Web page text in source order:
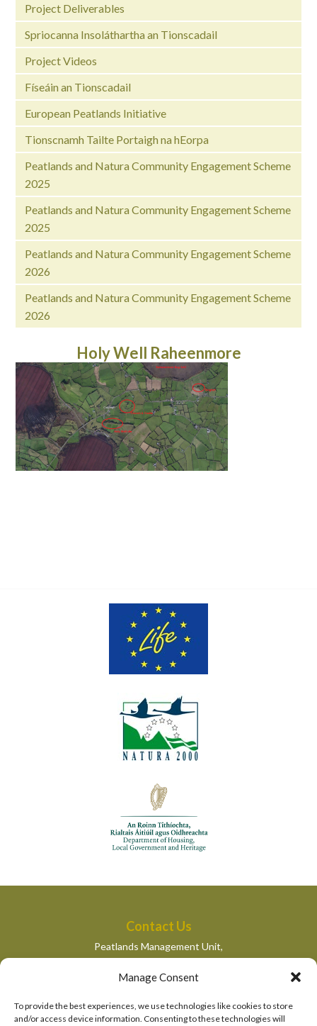
Manage Consent
To provide the best experiences, we use technologies like cookies to store
and/or access device information. Consenting to these technologies will
Project Deliverables
Spriocanna Insoláthartha an Tionscadail
Project Videos
Físeáin an Tionscadail
European Peatlands Initiative
Tionscnamh Tailte Portaigh na hEorpa
Peatlands and Natura Community Engagement Scheme
2025
Peatlands and Natura Community Engagement Scheme
2025
Peatlands and Natura Community Engagement Scheme
2026
Peatlands and Natura Community Engagement Scheme
2026
Holy Well Raheenmore
Contact Us
Peatlands Management Unit,
Department of Housing, Local Government and Heritage,
Newtown Road,
peatlandsmanagement@housing.gov.ie